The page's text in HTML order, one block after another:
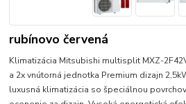
rubínovo červená
Klimatizácia Mitsubishi multisplit MXZ-
a 2x vnútorná jednotka Premium dizajn
luxusná klimatizácia so špeciálnou